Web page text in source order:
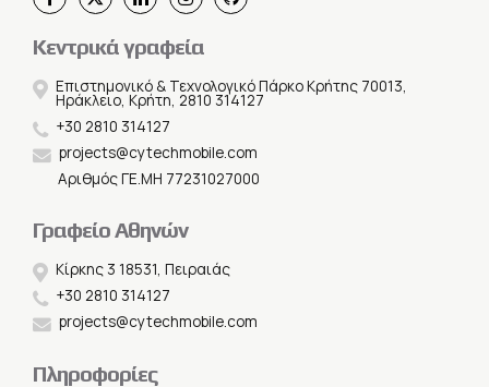
Κεντρικά γραφεία
Επιστημονικό & Τεχνολογικό Πάρκο Κρήτης 70013,
Ηράκλειο, Κρήτη, 2810 314127
+30 2810 314127
projects@cytechmobile.com
Αριθμός ΓΕ.ΜΗ 77231027000
Γραφείο Αθηνών
Κίρκης 3 18531, Πειραιάς
+30 2810 314127
projects@cytechmobile.com
Πληροφορίες